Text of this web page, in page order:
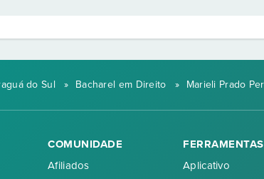
do Sul » Bacharel em Direito » Marieli Prado
COMUNIDADE
Afiliados
FERRAMENTAS
Aplicativo